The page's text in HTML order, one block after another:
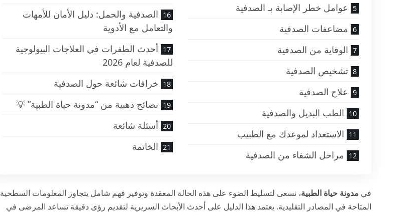
عوامل خطر الإصابة بـ الصدفية
مضاعفات الصدفية
الوقاية من الصدفية
تشخيص الصدفية
علاج الصدفية
الطب البديل والصدفية
الاستعداد لموعدك مع الطبيب
مراحل الشفاء من الصدفية
الصدفية والحمل: دليل الأمان للأمهات
والتعامل مع الأدوية
أحدث الطفرات في العلاجات البيولوجية
للصدفية لعام 2026
خرافات شائعة حول الصدفية
نصائح ذهبية من “مدونة حياة الطبية” 💡
أسئلة شائعة
الخاتمة
في مدونة حياة الطبية، نسعى لتسليط الضوء على هذه الحالة المعقدة وتوفير فهم شامل يتجاوز المعلومات السطحية
المتاحة في المصادر التقليدية. يعتمد هذا الدليل على أحدث الأبحاث السريرية لتقديم رؤى دقيقة تساعد المرضى في